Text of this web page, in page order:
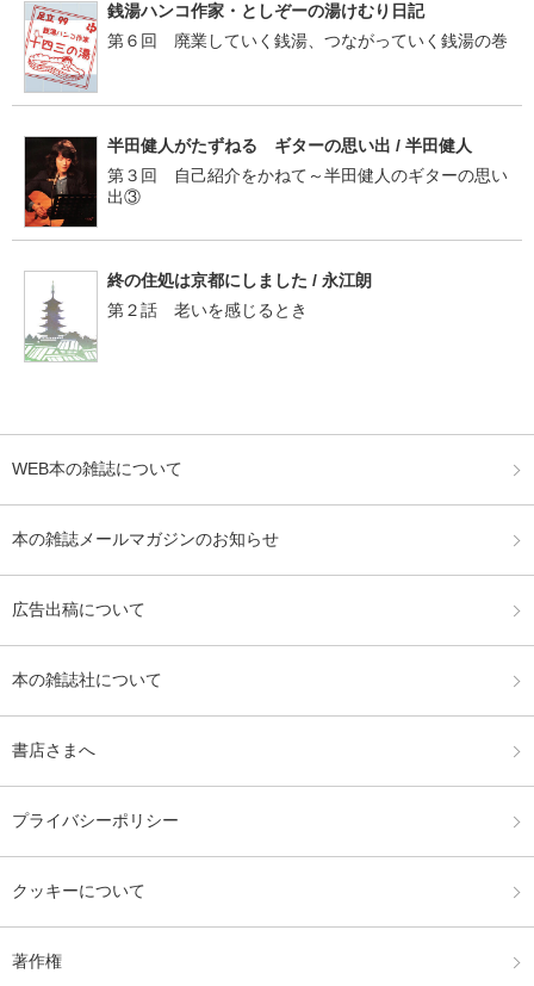
銭湯ハンコ作家・としぞーの湯けむり日記
第６回 廃業していく銭湯、つながっていく銭湯の巻
半田健人がたずねる ギターの思い出 / 半田健人
第３回 自己紹介をかねて～半田健人のギターの思い
出③
終の住処は京都にしました / 永江朗
第２話 老いを感じるとき
WEB本の雑誌について
本の雑誌メールマガジンのお知らせ
広告出稿について
本の雑誌社について
書店さまへ
プライバシーポリシー
クッキーについて
著作権